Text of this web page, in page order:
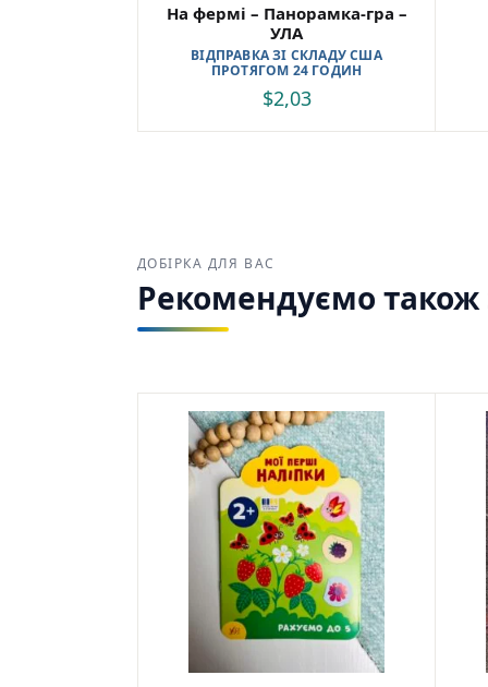
На фермі – Панорамка-гра –
УЛА
ВІДПРАВКА ЗІ СКЛАДУ США
ПРОТЯГОМ 24 ГОДИН
$2,03
ДОБІРКА ДЛЯ ВАС
Рекомендуємо також